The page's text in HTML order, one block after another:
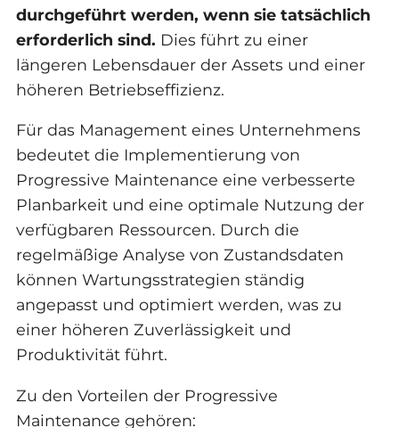
durchgeführt werden, wenn sie tatsächlich
erforderlich sind. Dies führt zu einer
längeren Lebensdauer der Assets und einer
höheren Betriebseffizienz.
Für das Management eines Unternehmens
bedeutet die Implementierung von
Progressive Maintenance eine verbesserte
Planbarkeit und eine optimale Nutzung der
verfügbaren Ressourcen. Durch die
regelmäßige Analyse von Zustandsdaten
können Wartungsstrategien ständig
angepasst und optimiert werden, was zu
einer höheren Zuverlässigkeit und
Produktivität führt.
Zu den Vorteilen der Progressive
Maintenance gehören: